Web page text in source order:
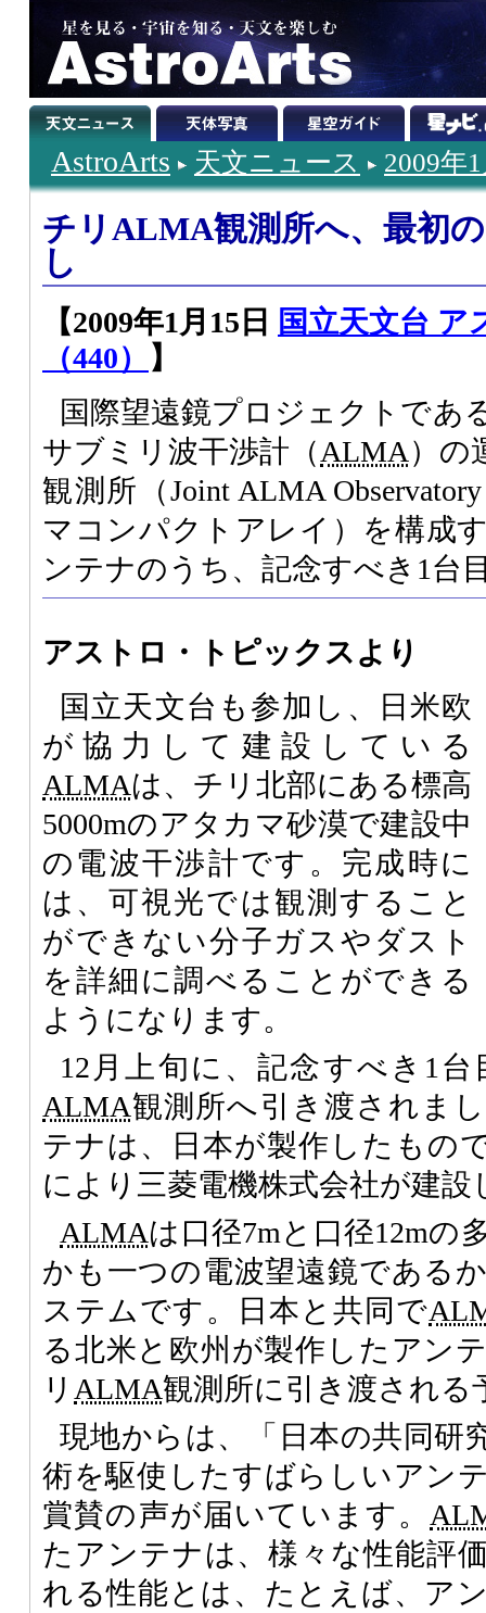
AstroArts 天文ニュース 2009年
チリALMA観測所へ、最初
し
【2009年1月15日
国立天文台 ア
（440）
】
国際望遠鏡プロジェクトであ
サブミリ波干渉計（ALMA）の
観測所（Joint ALMA
マコンパクトアレイ）を構成
ンテナのうち、記念すべき1台
アストロ・トピックスより
国立天文台も参加し、日米欧
が協力して建設している
ALMAは、チリ北部にある標高
5000mのアタカマ砂漠で建設中
の電波干渉計です。完成時に
は、可視光では観測すること
ができない分子ガスやダスト
を詳細に調べることができる
ようになります。
12月上旬に、記念すべき1
ALMA観測所へ引き渡されま
テナは、日本が製作したもの
により三菱電機株式会社が建設
ALMAは口径7mと口径12mの
かも一つの電波望遠鏡である
ステムです。日本と共同で
る北米と欧州が製作したアン
リ ALMA観測所に引き渡される
現地からは、「日本の共同研
術を駆使したすばらしいアン
賞賛の声が届いています。
たアンテナは、様々な性能評
れる性能とは、たとえば、ア